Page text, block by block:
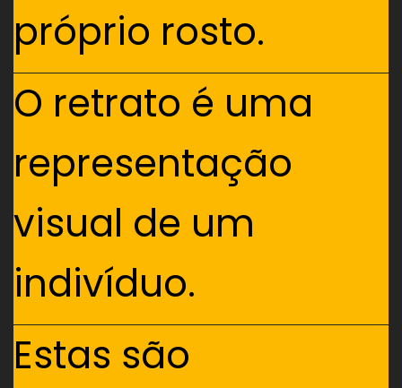
próprio rosto.
O retrato é uma
representação
visual de um
indivíduo.
Estas são